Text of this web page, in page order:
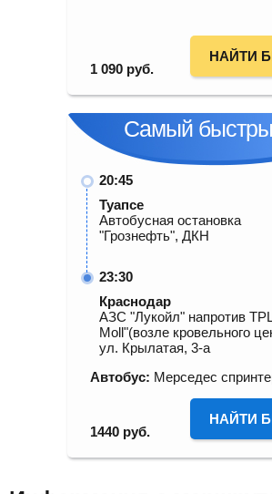
1 090 руб.
НАЙТИ
Самый
20:45
Туапсе
Автобусная остановка
"Грознефть", ДКН
23:30
Краснодар
АЗС "Лукойл" напротив
Moll"(возле кровельного
ул. Крылатая, 3-а
Автобус: Мерседес
1440 руб.
НАЙТИ